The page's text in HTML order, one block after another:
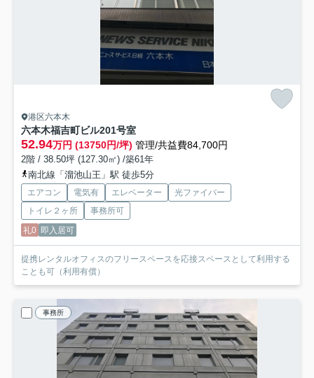
港区六本木
六本木福吉町ビル201号室
52.94万円 (13750円/坪) 管理/共益費84,700円
2階 / 38.50坪 (127.30㎡) /築61年
南北線「溜池山王」駅 徒歩5分
エアコン 電気有 エレベーター
光ファイバー
トイレ２ヶ所
事務所可
礼0 即入居可
提携レンタルオフィスのフリースペースを応接スペースとして利用する
ことも可（利用有償）
事務所